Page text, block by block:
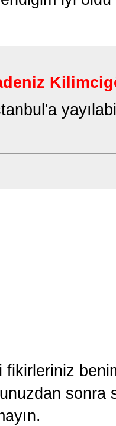
fikirleriniz